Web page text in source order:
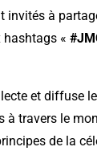
invités à
hashtags «
et diffuse
travers le
de la